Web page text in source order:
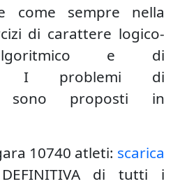
come sempre nella
di carattere logico-
e di
I problemi di
sono proposti in
10740 atleti: scarica
di tutti i